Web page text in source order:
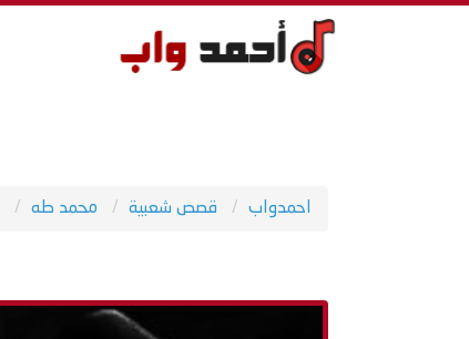
احمدواب قصص شعبية محمد طه